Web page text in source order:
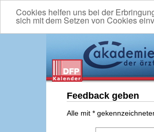
Cookies helfen uns bei der
sich mit dem Setzen von Cookies
Feedback geben
Alle mit *